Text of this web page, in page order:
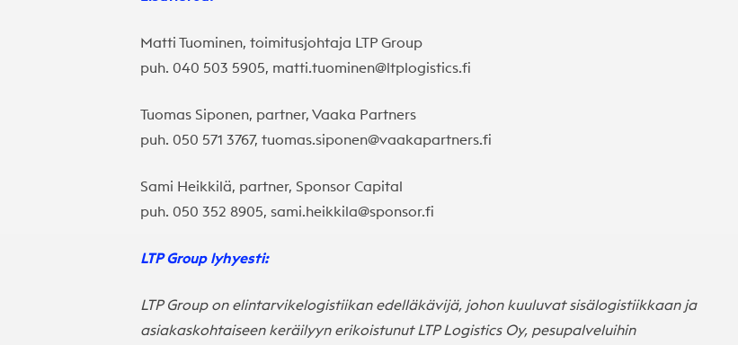
Matti Tuominen, toimitusjohtaja LTP Group
puh. 040 503 5905, matti.tuominen@ltplogistics.fi
Tuomas Siponen, partner, Vaaka Partners
puh. 050 571 3767, tuomas.siponen@vaakapartners.fi
Sami Heikkilä, partner, Sponsor Capital
puh. 050 352 8905, sami.heikkila@sponsor.fi
LTP Group lyhyesti:
LTP Group on elintarvikelogistiikan edelläkävijä, johon kuuluvat sisälogistiikkaan ja
asiakaskohtaiseen keräilyyn erikoistunut LTP Logistics Oy, pesupalveluihin